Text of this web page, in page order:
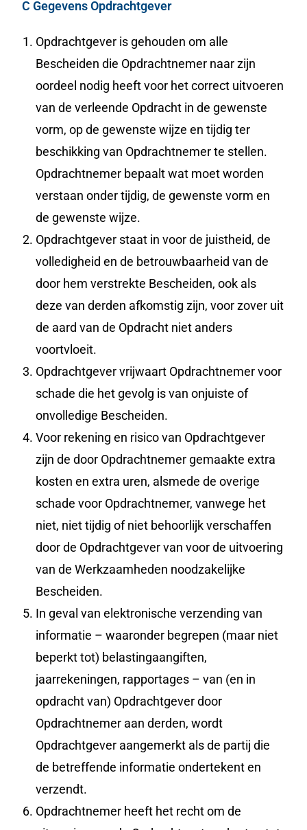
C Gegevens Opdrachtgever
Opdrachtgever is gehouden om alle
Bescheiden die Opdrachtnemer naar zijn
oordeel nodig heeft voor het correct uitvoeren
van de verleende Opdracht in de gewenste
vorm, op de gewenste wijze en tijdig ter
beschikking van Opdrachtnemer te stellen.
Opdrachtnemer bepaalt wat moet worden
verstaan onder tijdig, de gewenste vorm en
de gewenste wijze.
Opdrachtgever staat in voor de juistheid, de
volledigheid en de betrouwbaarheid van de
door hem verstrekte Bescheiden, ook als
deze van derden afkomstig zijn, voor zover uit
de aard van de Opdracht niet anders
voortvloeit.
Opdrachtgever vrijwaart Opdrachtnemer voor
schade die het gevolg is van onjuiste of
onvolledige Bescheiden.
Voor rekening en risico van Opdrachtgever
zijn de door Opdrachtnemer gemaakte extra
kosten en extra uren, alsmede de overige
schade voor Opdrachtnemer, vanwege het
niet, niet tijdig of niet behoorlijk verschaffen
door de Opdrachtgever van voor de uitvoering
van de Werkzaamheden noodzakelijke
Bescheiden.
In geval van elektronische verzending van
informatie – waaronder begrepen (maar niet
beperkt tot) belastingaangiften,
jaarrekeningen, rapportages – van (en in
opdracht van) Opdrachtgever door
Opdrachtnemer aan derden, wordt
Opdrachtgever aangemerkt als de partij die
de betreffende informatie ondertekent en
verzendt.
Opdrachtnemer heeft het recht om de